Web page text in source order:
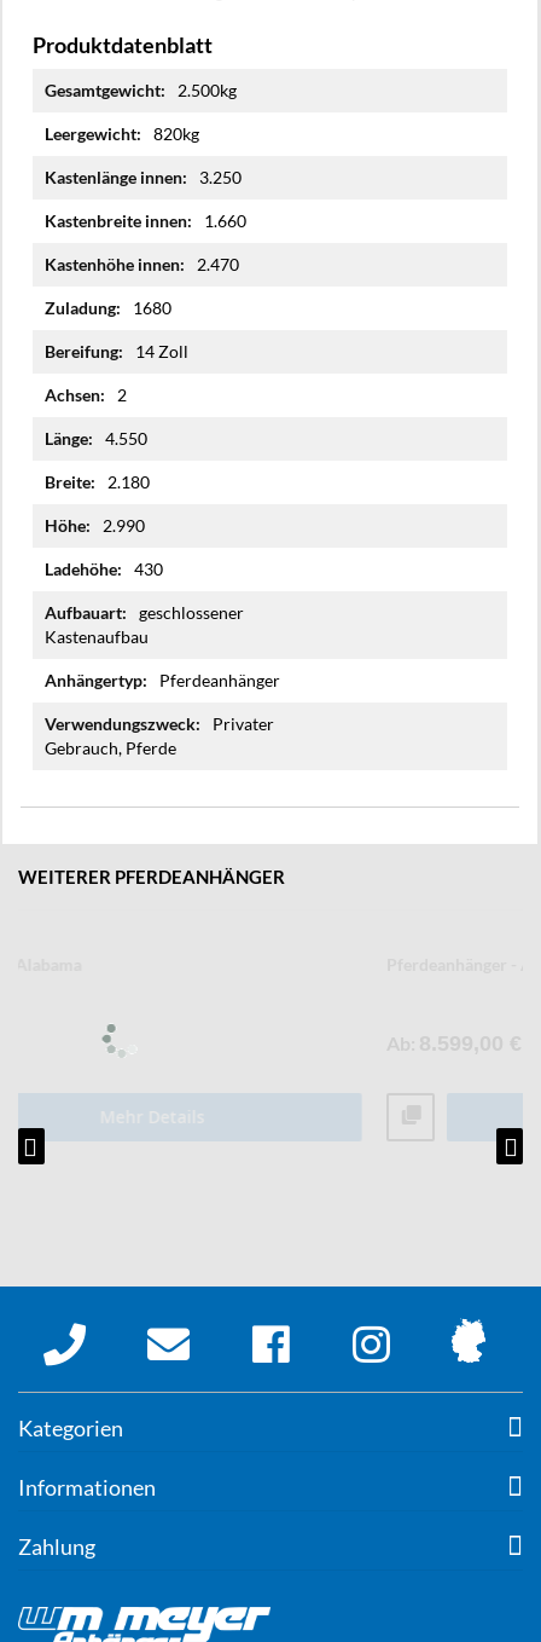
Produktdatenblatt
Informationen
2.500kg
820kg
3.250
1.660
2.470
1680
14 Zoll
2
4.550
2.180
2.990
430
geschlossener
Kastenaufbau
Pferdeanhänger
Privater
Gebrauch, Pferde
WEITERER PFERDEANHÄNGER
8.599,00 €
Kategorien
Informationen
Zahlung